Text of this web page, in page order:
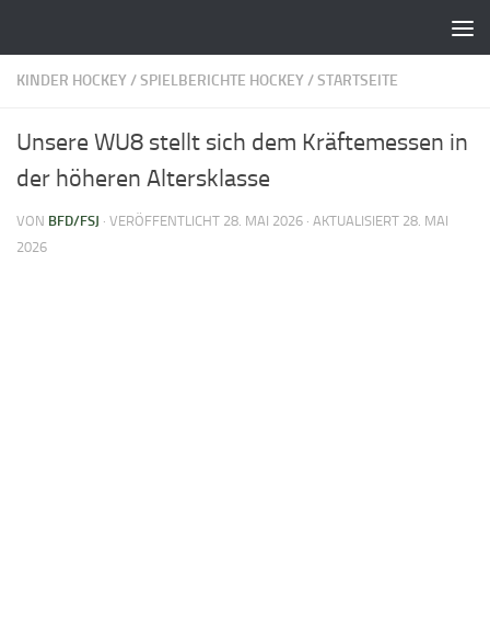
KINDER HOCKEY/SPIELBERICHTE HOCKEY/STARTSEITE
Unsere WU8 stellt sich dem Kräftemessen in
der höheren Altersklasse
VON BFD/FSJ · VERÖFFENTLICHT 28. MAI 2026 · AKTUALISIERT 28. MAI
2026